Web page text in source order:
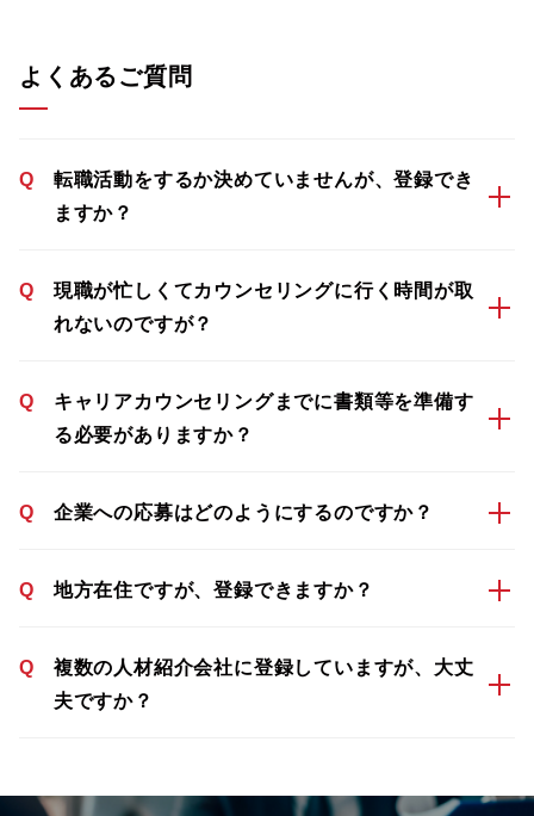
よくあるご質問
Q
転職活動をするか決めていませんが、登録でき
ますか？
Q
現職が忙しくてカウンセリングに行く時間が取
れないのですが？
Q
キャリアカウンセリングまでに書類等を準備す
る必要がありますか？
Q 企業への応募はどのようにするのですか？
Q 地方在住ですが、登録できますか？
Q
複数の人材紹介会社に登録していますが、大丈
夫ですか？